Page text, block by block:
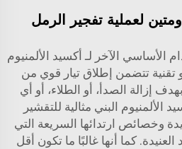
لعملية تفجير الرمل
الأساسي الآخر لـ أكسيد الألمنيوم
تقنية تتضمن إطلاق تيار قوي من
إزالة الصدأ، أو الطلاء، أو أي
البني مثالية للتقشير
وخصائص ارتدائها السريعة التي
كما أنها غالبًا ما تكون أقل